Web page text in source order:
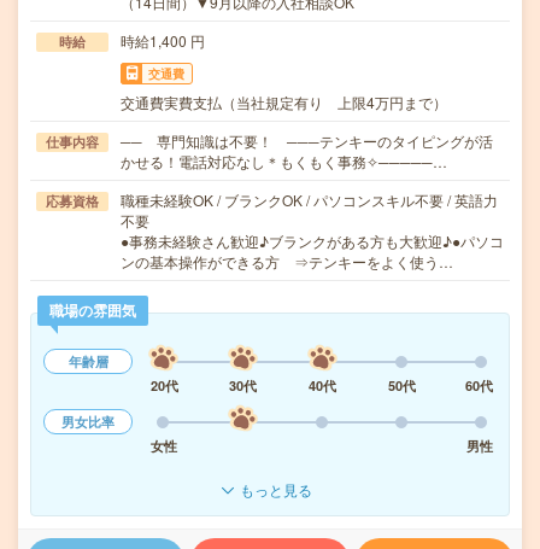
時給 時給1,400 円
交通費
交通費実費支払（当社規定有り 上限4万円まで）
仕事内容
── 専門知識は不要！ ───テンキーのタイピングが活
かせる！電話対応なし＊もくもく事務✧─────…
応募資格
職種未経験OK / ブランクOK / パソコンスキル不要 / 英語力
不要
●事務未経験さん歓迎♪ブランクがある方も大歓迎♪●パソコ
ンの基本操作ができる方 ⇒テンキーをよく使う…
職場の雰囲気
年齢層
20代
30代 40代 50代
60代
男女比率
女性
男性
もっと見る